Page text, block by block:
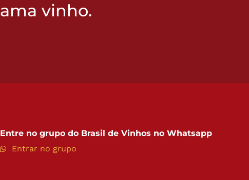
ama vinho.
Entre no grupo do Brasil de Vinhos no Whatsapp
Entrar no grupo